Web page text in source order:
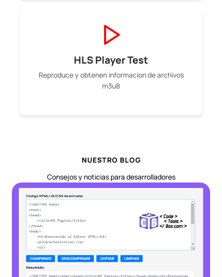
HLS Player Test
Reproduce y obtenen informacion de archivos
m3u8
NUESTRO BLOG
Consejos y noticias para desarrolladores